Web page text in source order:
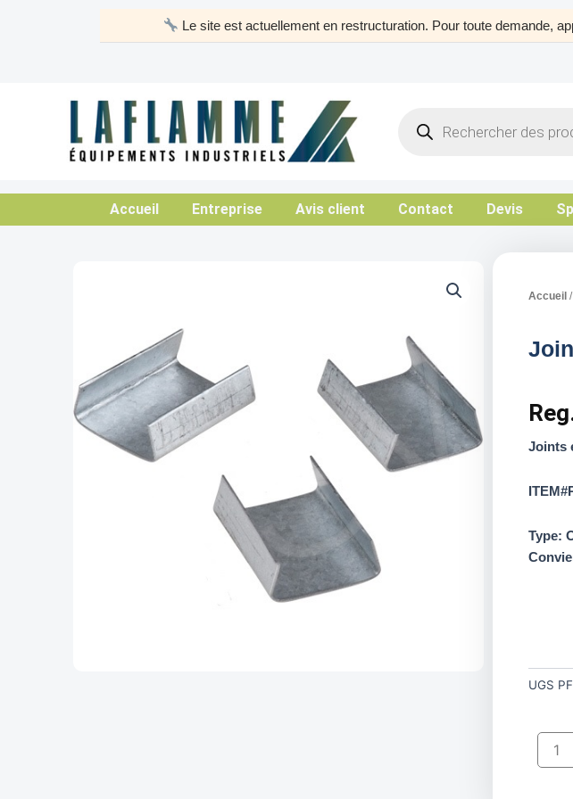
Le site est actuellement en restructuration. Pour toute demande,
search
Accueil Entreprise Avis client Contact Devis
Accueil /
Joints
Type:
UGS
Joints